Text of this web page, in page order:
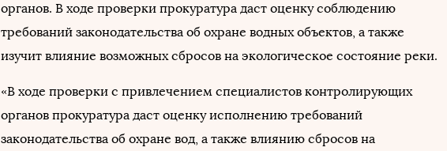
органов. В ходе проверки прокуратура даст оценку соблюдению
требований законодательства об охране водных объектов, а также
изучит влияние возможных сбросов на экологическое состояние реки.
«В ходе проверки с привлечением специалистов контролирующих
органов прокуратура даст оценку исполнению требований
законодательства об охране вод, а также влиянию сбросов на